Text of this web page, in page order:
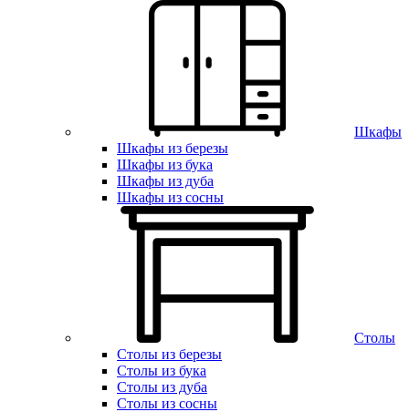
Шкафы
Шкафы из березы
Шкафы из бука
Шкафы из дуба
Шкафы из сосны
Столы
Столы из березы
Столы из бука
Столы из дуба
Столы из сосны